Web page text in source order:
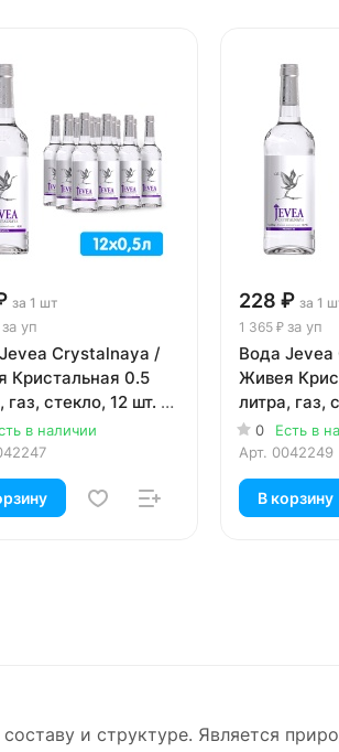
за 1 шт
за уп
Crystalnaya /
Кристальная 0.5
газ, стекло, 12 шт. в
в наличии
228 ₽ за 1
1 365 ₽ за уп
Вода
Живея
литра, газ,
уп.
0
Есть в
Арт. 0042249
В корзину
и структуре. Является